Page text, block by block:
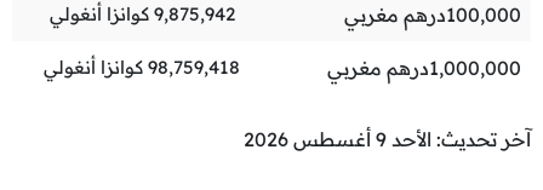
100,000درهم مغربي 9,875,942 كوانزا أنغولي
1,000,000درهم مغربي 98,759,418 كوانزا أنغولي
آخر تحديث: الأحد 9 أغسطس 2026